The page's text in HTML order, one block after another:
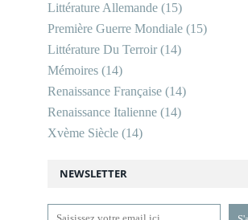
NEWSLETTER
Littérature Allemande (15)
Première Guerre Mondiale (15)
Littérature Du Terroir(14)
Mémoires (14)
Renaissance Française (14)
Renaissance Italienne (14)
Xvème Siècle (14)